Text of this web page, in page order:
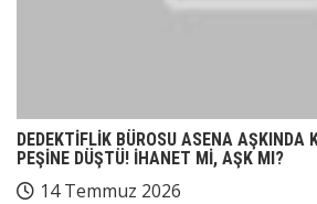
DEDEKTİFLİK BÜROSU ASENA AŞKINDA
PEŞİNE DÜŞTÜ! İHANET Mİ, AŞK MI?
14 Temmuz 2026